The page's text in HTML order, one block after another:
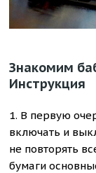
Знакомим
Инструкция
1. В первую
включать и
не повторять
бумаги